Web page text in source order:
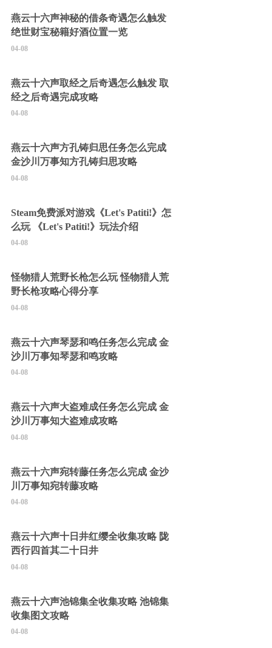
燕云十六声神秘的借条奇遇怎么触发
绝世财宝秘籍好酒位置一览
04-08
燕云十六声取经之后奇遇怎么触发 取
经之后奇遇完成攻略
04-08
燕云十六声方孔铸归思任务怎么完成
金沙川万事知方孔铸归思攻略
04-08
Steam免费派对游戏《Let's Patiti!》怎
么玩 《Let's Patiti!》玩法介绍
04-08
怪物猎人荒野长枪怎么玩 怪物猎人荒
野长枪攻略心得分享
04-08
燕云十六声琴瑟和鸣任务怎么完成 金
沙川万事知琴瑟和鸣攻略
04-08
燕云十六声大盗难成任务怎么完成 金
沙川万事知大盗难成攻略
04-08
燕云十六声宛转藤任务怎么完成 金沙
川万事知宛转藤攻略
04-08
燕云十六声十日井红缨全收集攻略 陇
西行四首其二十日井
04-08
燕云十六声池锦集全收集攻略 池锦集
收集图文攻略
04-08